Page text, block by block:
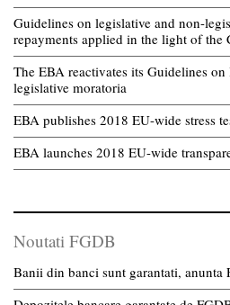
Guidelines on legislative and non-
repayments applied in the light of the
The EBA reactivates its Guidelines
legislative moratoria
EBA publishes 2018 EU-wide stress
EBA launches 2018 EU-wide
Noutati FGDB
Banii din banci sunt garantati, anunta